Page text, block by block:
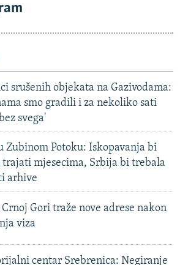
srušenih objekata na Gazivodama:
smo gradili i za nekoliko sati
svega'
Zubinom Potoku: Iskopavanja bi
trajati mjesecima, Srbija bi trebala
arhive
Crnoj Gori traže nove adrese nakon
viza
centar Srebrenica: Negiranje